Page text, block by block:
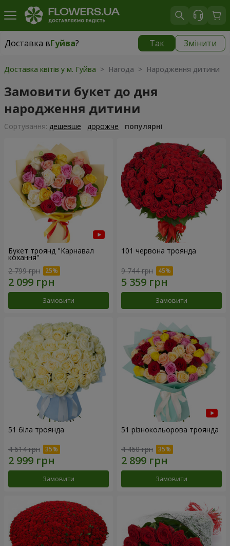
Доставка вГуйва? Так Змінити
Доставка вГуйва
Доставка квітів у м. Гуйва > Нагода > Народження дитини
Замовити букет до дня
народження дитини
Сортування: дешевше дорожче популярні
Букет троянд "Карнавал
кохання"
2 799 грн
Замовити
101 червона троянда
9 744 грн
Замовити
51 біла троянда
4 614 грн
Замовити
51 різнокольорова троянда
4 460 грн
Замовити